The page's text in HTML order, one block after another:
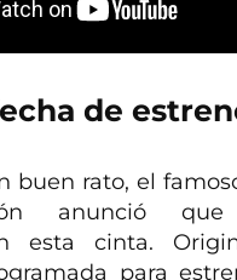
de
buen rato, el
anunció que
esta cinta.
para